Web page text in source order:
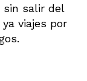
sin salir del
viajes por